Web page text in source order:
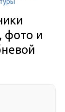
фото и